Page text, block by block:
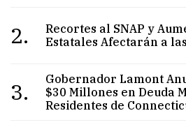
2.
Recortes al SNAP y
Estatales Afectarán a
3.
Gobernador Lamont
$30 Millones en Deuda
Residentes de